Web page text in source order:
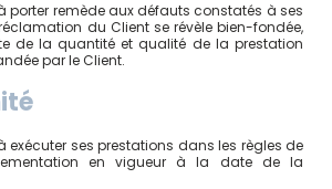
à porter remède aux défauts constatés à ses
du Client se révèle bien-fondée,
de la quantité et qualité de la prestation
par le Client.
à exécuter ses prestations dans les règles de
en vigueur à la date de la